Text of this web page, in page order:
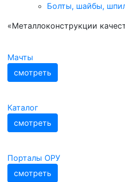
Болты, шайбы,
«Металлоконструкции
Мачты
смотреть
Каталог
смотреть
Порталы ОРУ
смотреть